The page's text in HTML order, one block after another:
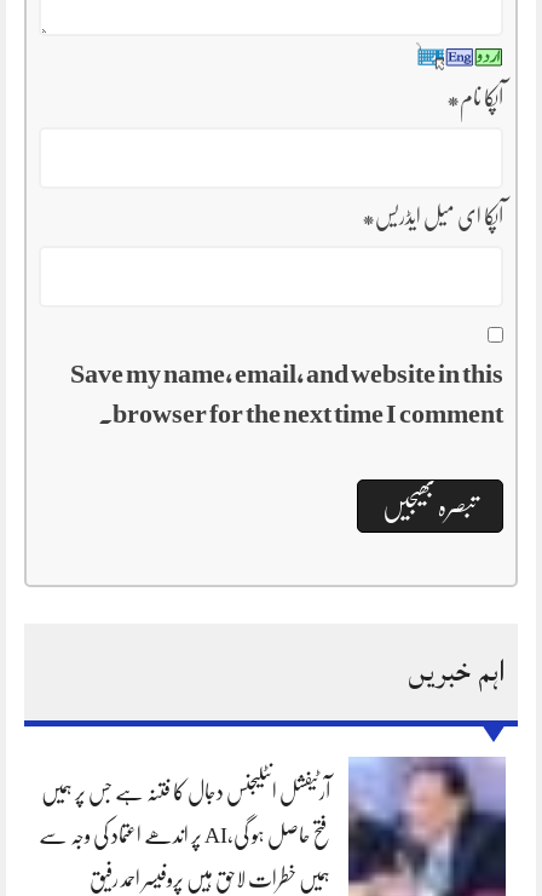
آپکا نام*
آپکا ای میل ایڈریس*
Save my name, email, and website in this
browser for the next time I comment.
اہم خبریں
آرٹیفشل انٹلیجنس دجال کا فتنہ ہے جس پر ہمیں
فتح حاصل ہو گی،AI پر اندھے اعتماد کی وجہ سے
ہمیں خطرات لاحق ہیں پروفیسر احمد رفیق